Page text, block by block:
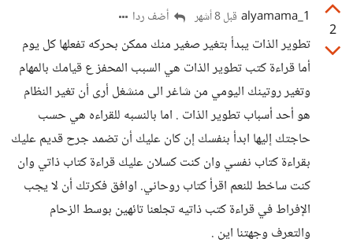
2
alyamama_1 قبل 8 أشهر أضف ردا
تطوير الذات يبدأ بتغير صغير منك ممكن بحركه تفعلها كل يوم
أما قراءة كتب تطوير الذات هي السبب المحفز ع قيامك بالمهام
وتغير روتينك اليومي من شاغر الى منشغل أرى أن تغير النظام
هو أحد أسباب تطوير الذات . اما بالنسبه للقراءه هي حسب
حاجتك إليها ابدأ بنفسك إن كان عليك أن تضمد جرح قديم عليك
بقراءة كتاب نفسي وان كنت كسلان عليك قراءة كتاب ذاتي وان
كنت ساخط للنعم اقرأ كتاب روحاني. اوافق فكرتك أن لا يجب
الإفراط في قراءة كتب ذاتيه تجلعنا تائهين بوسط الزحام
والتعرف وجهتنا اين .